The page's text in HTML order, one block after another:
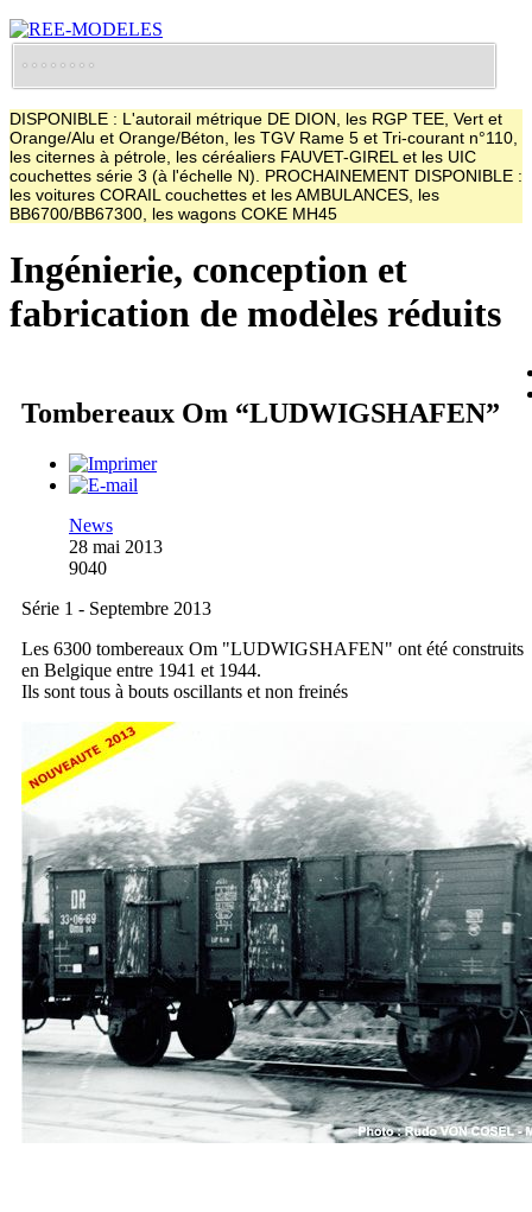
DISPONIBLE : L'autorail métrique DE DION, les RGP TEE, Vert et
Orange/Alu et Orange/Béton, les TGV Rame 5 et Tri-courant n°110,
les citernes à pétrole, les céréaliers FAUVET-GIREL et les UIC
couchettes série 3 (à l'échelle N). PROCHAINEMENT DISPONIBLE :
les voitures CORAIL couchettes et les AMBULANCES, les
BB6700/BB67300, les wagons COKE MH45
Ingénierie, conception et
fabrication de modèles réduits
Tombereaux Om “LUDWIGSHAFEN”
News
28 mai 2013
9040
Série 1 - Septembre 2013
Les 6300 tombereaux Om "LUDWIGSHAFEN" ont été construits
en Belgique entre 1941 et 1944.
Ils sont tous à bouts oscillants et non freinés